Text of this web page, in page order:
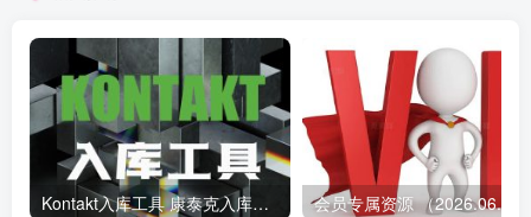
Kontakt入库工具 康泰克入库教程